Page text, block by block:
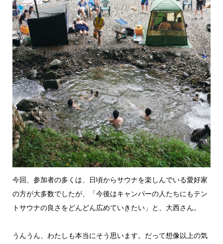
今回、参加者の多くは、日頃からサウナを楽しんでいる愛好家
の方が大多数でしたが、「今後はキャンパーの人たちにもテン
トサウナの良さをどんどん広めていきたい」と、大西さん。
うんうん、わたしも本当にそう思います。だって想像以上の気